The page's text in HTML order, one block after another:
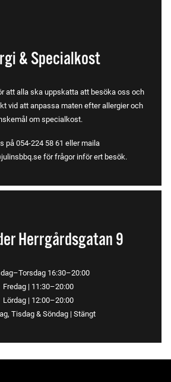
& Specialkost
att alla ska uppskatta att besöka oss och
vid att anpassa maten efter ­allergier och
om specialkost.
på 054-224 58 61 eller maila
för frågor inför ert besök.
Herrgårdsgatan 9
16:30–20:00
Fredag | 11:30–20:00
Lördag | 12:00–20:00
Tisdag & Söndag | Stängt